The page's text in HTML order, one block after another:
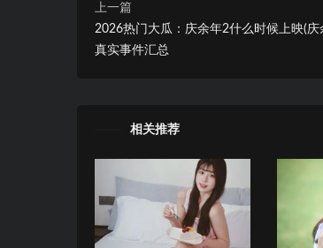
上一篇
2026热门大瓜：庆余年2什么时候上映(庆
真实事件汇总
相关推荐